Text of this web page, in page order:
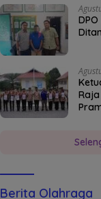
Berita Olahraga